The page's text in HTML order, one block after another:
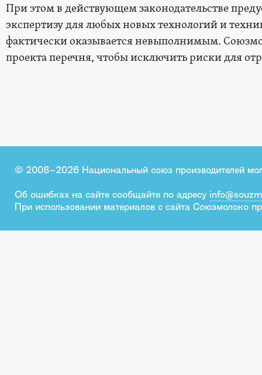
При этом в действующем законодательстве
экспертизу для любых новых технологий и
фактически оказывается невыполнимым.
проекта перечня, чтобы исключить риски для
© 2008–2026 Национальный союз производителей
Об ошибках на сайте сообщайте по адресу
При использовании материалов с сайта Союзмолоко